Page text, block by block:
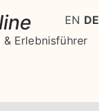
& Erlebnisführer
EN DE